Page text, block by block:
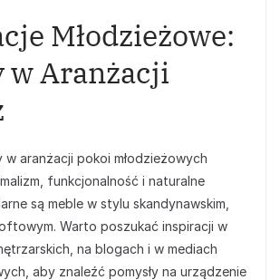
Młodzieżowe:
w Aranżacji
aranżacji pokoi młodzieżowych
funkcjonalność i naturalne
są meble w stylu skandynawskim,
Warto poszukać inspiracji w
na blogach i w mediach
aby znaleźć pomysły na urządzenie